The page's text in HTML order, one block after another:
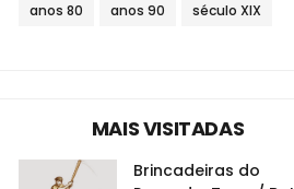
anos 80 anos 90 século XIX
MAIS VISITADAS
Brincadeiras do